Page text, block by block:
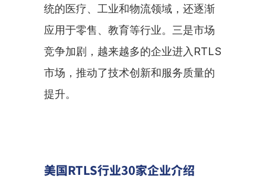
统的医疗、工业和物流领域，还逐渐
应用于零售、教育等行业。三是市场
竞争加剧，越来越多的企业进入RTLS
市场，推动了技术创新和服务质量的
提升。
美国RTLS行业30家企业介绍